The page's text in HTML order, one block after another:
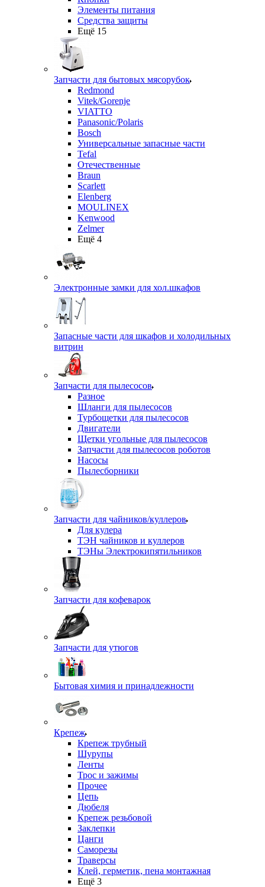
Элементы питания
Средства защиты
Ещё 15
Запчасти для бытовых мясорубок
Redmond
Vitek/Gorenje
VIATTO
Panasonic/Polaris
Bosch
Универсальные запасные части
Tefal
Отечественные
Braun
Scarlett
Elenberg
MOULINEX
Kenwood
Zelmer
Ещё 4
Электронные замки для хол.шкафов
Запасные части для шкафов и холодильных
витрин
Запчасти для пылесосов
Разное
Шланги для пылесосов
Турбощетки для пылесосов
Двигатели
Щетки угольные для пылесосов
Запчасти для пылесосов роботов
Насосы
Пылесборники
Запчасти для чайников/куллеров
Для кулера
ТЭН чайников и куллеров
ТЭНы Электрокипятильников
Запчасти для кофеварок
Запчасти для утюгов
Бытовая химия и принадлежности
Крепеж
Крепеж трубный
Шурупы
Ленты
Трос и зажимы
Прочее
Цепь
Дюбеля
Крепеж резьбовой
Заклепки
Цанги
Саморезы
Траверсы
Клей, герметик, пена монтажная
Ещё 3